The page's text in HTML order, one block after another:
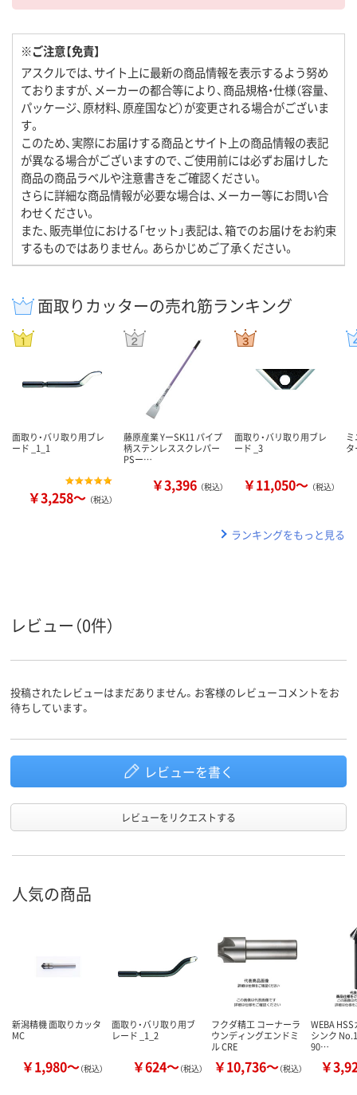
※ご注意【免責】
アスクルでは、サイト上に最新の商品情報を表示するよう努め
ておりますが、メーカーの都合等により、商品規格・仕様（容量、
パッケージ、原材料、原産国など）が変更される場合がございま
す。
このため、実際にお届けする商品とサイト上の商品情報の表記
が異なる場合がございますので、ご使用前には必ずお届けした
商品の商品ラベルや注意書きをご確認ください。
さらに詳細な商品情報が必要な場合は、メーカー等にお問い合
わせください。
また、販売単位における「セット」表記は、箱でのお届けをお約束
するものではありません。あらかじめご了承ください。
面取りカッターの売れ筋ランキング
面取り・バリ取り用ブレ
ード _1_1
￥3,258～ （税込）
藤原産業 YーSK11 パイプ
柄ステンレススクレパー
PSー…
￥3,396 （税込）
面取り・バリ取り用ブレ
ード _3
￥11,050～ （税込）
ランキングをもっと見る
レビュー（0件）
投稿されたレビューはまだありません。お客様のレビューコメントをお
待ちしています。
レビューを書く
レビューをリクエストする
人気の商品
新潟精機 面取りカッタ
MC
￥1,980～（税込）
面取り・バリ取り用ブ
レード _1_2
￥624～（税込）
フクダ精工 コーナーラ
ウンディングエンドミ
ル CRE
￥10,736～（税込）
WEBA
シンク
90…
￥